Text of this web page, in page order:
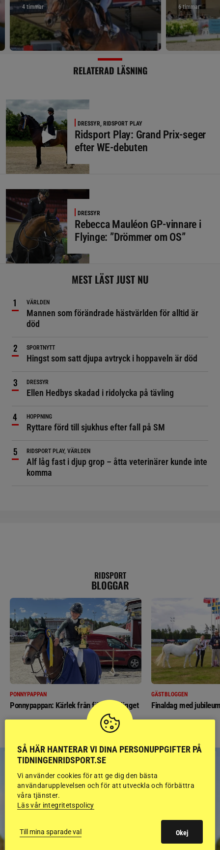
4 timmar 6 timmar
RELATERAD LÄSNING
DRESSYR, RIDSPORT PLAY
Ridsport Play: Grand Prix-seger
efter WE-debuten
DRESSYR
Rebecca Mauléon GP-vinnare i
Flyinge: ”Drömmer om OS”
MEST LÄST JUST NU
VÄRLDEN
Mannen som förändrade hästvärlden för alltid är
död
SPORTNYTT
Hingst som satt djupa avtryck i hoppaveln är död
DRESSYR
Ellen Hedbys skadad i ridolycka på tävling
HOPPNING
Ryttare förd till sjukhus efter fall på SM
RIDSPORT PLAY, VÄRLDEN
Alf låg fast i djup grop – åtta veterinärer kunde inte
komma
RIDSPORT
BLOGGAR
PONNYPAPPAN
Ponnypappan: Kärlek från första gnägget
GÄSTBLOGGEN
Finaldag med
SÅ HÄR HANTERAR VI DINA PERSONUPPGIFTER PÅ
TIDNINGENRIDSPORT.SE
Vi använder cookies för att ge dig den bästa
användarupplevelsen och för att utveckla och förbättra
våra tjänster.
Läs vår integritetspolicy
Till mina sparade val Okej